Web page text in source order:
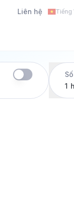
Liên hệ Tiếng
1